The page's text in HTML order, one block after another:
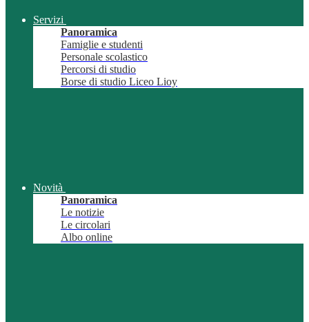
Servizi
Panoramica
Famiglie e studenti
Personale scolastico
Percorsi di studio
Borse di studio Liceo Lioy
Novità
Panoramica
Le notizie
Le circolari
Albo online